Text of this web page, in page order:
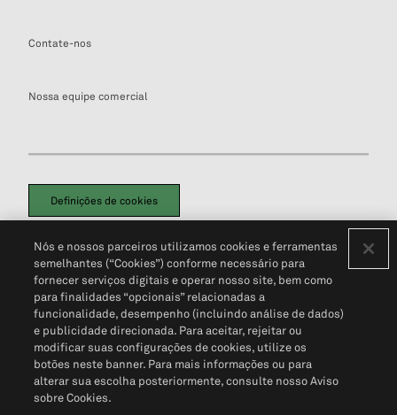
Contate-nos
Nossa equipe comercial
Definições de cookies
Política de PrivacidadePortal de privacidade do cliente (em inglês)
Não Venda Minhas Informações Pessoais© 2026 S&P Global
Nós e nossos parceiros utilizamos cookies e ferramentas
semelhantes (“Cookies”) conforme necessário para
fornecer serviços digitais e operar nosso site, bem como
para finalidades “opcionais” relacionadas a
funcionalidade, desempenho (incluindo análise de dados)
e publicidade direcionada. Para aceitar, rejeitar ou
modificar suas configurações de cookies, utilize os
botões neste banner. Para mais informações ou para
alterar sua escolha posteriormente, consulte nosso Aviso
sobre Cookies.